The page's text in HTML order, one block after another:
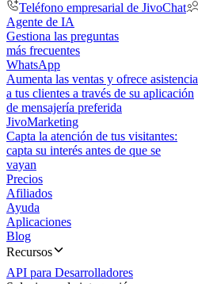
Teléfono empresarial de JivoChat
Agente de IA
Gestiona las preguntas
más frecuentes
WhatsApp
Aumenta las ventas y ofrece asistencia
a tus clientes a través de su aplicación
de mensajería preferida
JivoMarketing
Capta la atención de tus visitantes:
capta su interés antes de que se
vayan
Precios
Afiliados
Ayuda
Aplicaciones
Blog
Recursos
API para Desarrolladores